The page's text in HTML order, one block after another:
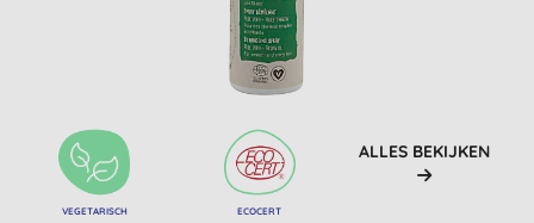
VEGETARISCH ECOCERT
ALLES BEKIJKEN